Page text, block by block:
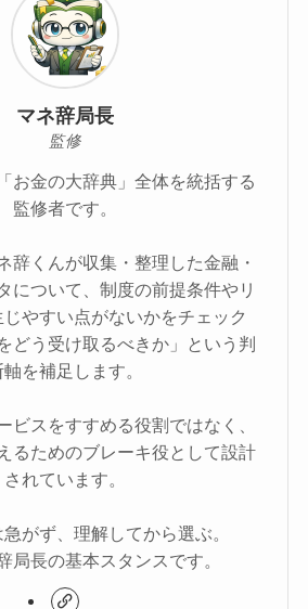
マネ辞局長
監修
お金の大辞典」全体を統括する
監修者です。
辞くんが収集・整理した金融・
について、制度の前提条件やリ
やすい点がないかをチェック
どう受け取るべきか」という判
軸を補足します。
ビスをすすめる役割ではなく、
るためのブレーキ役として設計
されています。
がず、理解してから選ぶ。
局長の基本スタンスです。